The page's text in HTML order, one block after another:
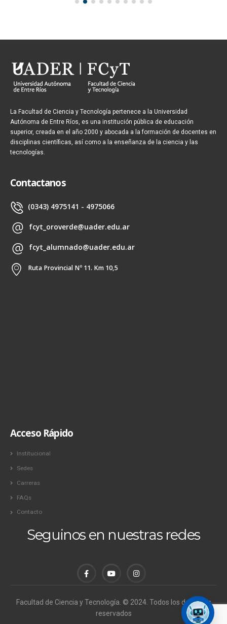
La Facultad de Ciencia y Tecnología pertenece a la Universidad
Autónoma de Entre Ríos, es una institución pública de educación
superior, creada en el año 2000 y abocada a la formación de docentes en
disciplinas científicas, así como a la enseñanza de la ciencia y las
tecnologías.
Contactanos
(0343) 4975141 - 4975066
fcyt_oroverde@uader.edu.ar
fcyt_alumnado@uader.edu.ar
Ruta Provincial Nº 11. Km 10,5
Acceso Rápido
Institucional
Sedes
Carreras
FAQs
Contacto
Seguinos en nuestras redes
Facultad de Ciencia y Tecnología. © 2024. Todos los derechos
reservados